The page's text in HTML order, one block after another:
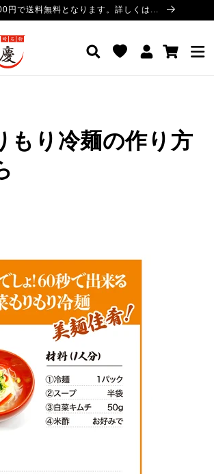
円で送料無料となります。詳しくは...
グ
イ
ー
もり冷麺の作り方